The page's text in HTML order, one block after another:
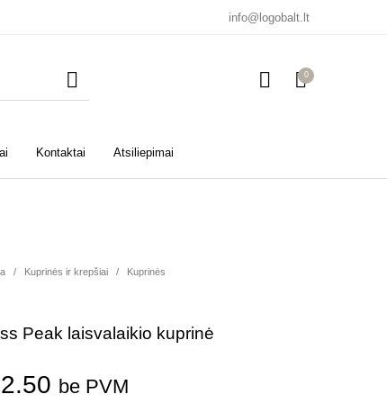
info@logobalt.lt
0
Kontaktai Atsiliepimai
/ Kuprinės ir krepšiai / Kuprinės
Peak laisvalaikio kuprinė
be PVM